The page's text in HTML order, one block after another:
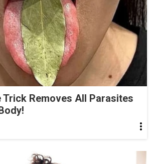
Trick Removes All Parasites